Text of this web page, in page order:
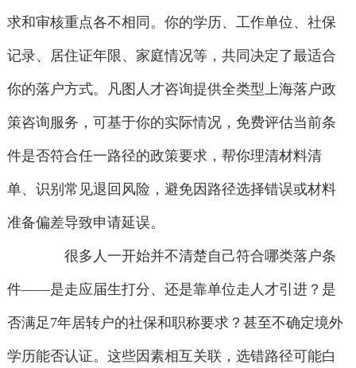
求和审核重点各不相同。你的学历、工作单位、社保
记录、居住证年限、家庭情况等，共同决定了最适合
你的落户方式。凡图人才咨询提供全类型上海落户政
策咨询服务，可基于你的实际情况，免费评估当前条
件是否符合任一路径的政策要求，帮你理清材料清
单、识别常见退回风险，避免因路径选择错误或材料
准备偏差导致申请延误。
很多人一开始并不清楚自己符合哪类落户条
件——是走应届生打分、还是靠单位走人才引进？是
否满足7年居转户的社保和职称要求？甚至不确定境外
学历能否认证。这些因素相互关联，选错路径可能白